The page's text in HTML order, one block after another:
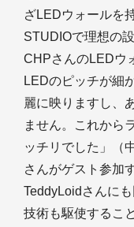
ざLEDウォールを
STUDIOで理想の
CHPさんのLEDウ
LEDのピッチが細
麗に映りますし、
ません。これから
ッチリでした」（
さんがゲスト参加
TeddyLoidさんに
技術も駆使するこ